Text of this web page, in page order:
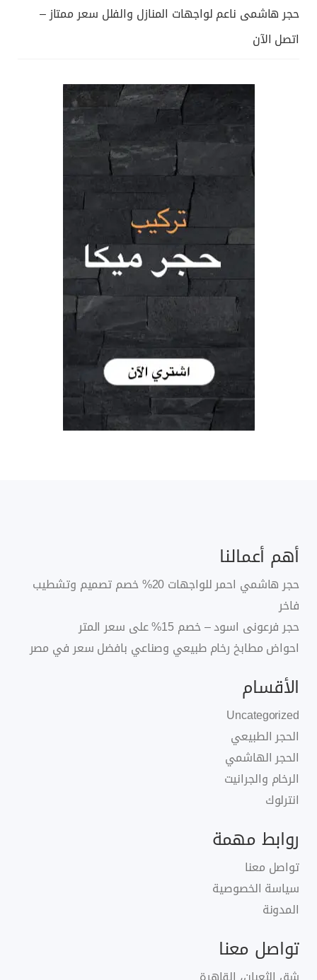
حجر هاشمى ناعم لواجهات المنازل والفلل سعر ممتاز –
اتصل الآن
أهم أعمالنا
حجر هاشمي احمر للواجهات 20% خصم تصميم وتشطيب
فاخر
حجر فرعونى اسود – خصم 15% على سعر المتر
احواض مطابخ رخام طبيعي وصناعي بافضل سعر في مصر
الأقسام
Uncategorized
الحجر الطبيعي
الحجر الهاشمي
الرخام والجرانيت
انترلوك
روابط مهمة
تواصل معنا
سياسة الخصوصية
المدونة
تواصل معنا